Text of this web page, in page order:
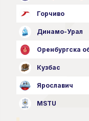
Горчиво
Динамо-Урал
Оренбургска
Кузбас
Ярославич
MSTU